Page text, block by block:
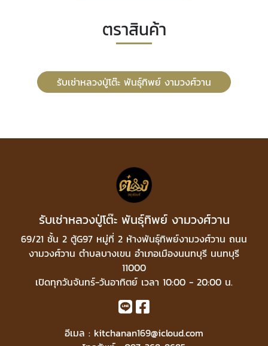
ตราสินค้า
รับเช่าหลวงปู่โต๊ะ พันธุ์ทิพย์ งามวงศ์วาน
รับเช่าหลวงปู่โต๊ะ พันธุ์ทิพย์ งามวงศ์วาน
69/21 ชั้น 2 ตู้G97 หมู่ที่ 2 ห้างพันธุ์ทิพย์งามวงศ์วาน ถนน
งามวงศ์วาน ตำบลบางเขน อำเภอเมืองนนทบุรี นนทบุรี
11000
เปิดทุกวันจันทร์-วันอาทิตย์ เวลา 10:00 - 20:00 น.
อีเมล : kitchanan169@icloud.com